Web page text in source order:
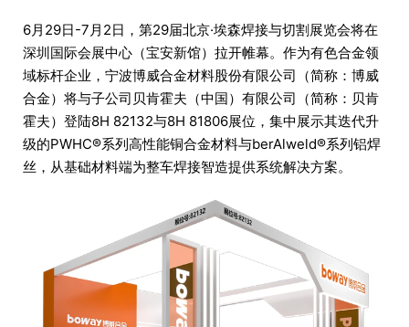
6月29日-7月2日，第29届北京·埃森焊接与切割展览会将在
深圳国际会展中心（宝安新馆）拉开帷幕。作为有色合金领
域标杆企业，宁波博威合金材料股份有限公司（简称：博威
合金）将与子公司贝肯霍夫（中国）有限公司（简称：贝肯
霍夫）登陆8H 82132与8H 81806展位，集中展示其迭代升
级的PWHC®系列高性能铜合金材料与berAlweld®系列铝焊
丝，从基础材料端为整车焊接智造提供系统解决方案。